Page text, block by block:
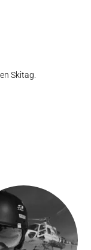
Skitag.